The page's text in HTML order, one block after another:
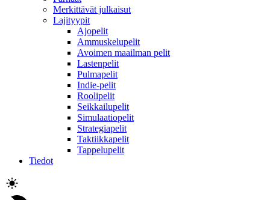
Merkittävät julkaisut
Lajityypit
Ajopelit
Ammuskelupelit
Avoimen maailman pelit
Lastenpelit
Pulmapelit
Indie-pelit
Roolipelit
Seikkailupelit
Simulaatiopelit
Strategiapelit
Taktiikkapelit
Tappelupelit
Tiedot